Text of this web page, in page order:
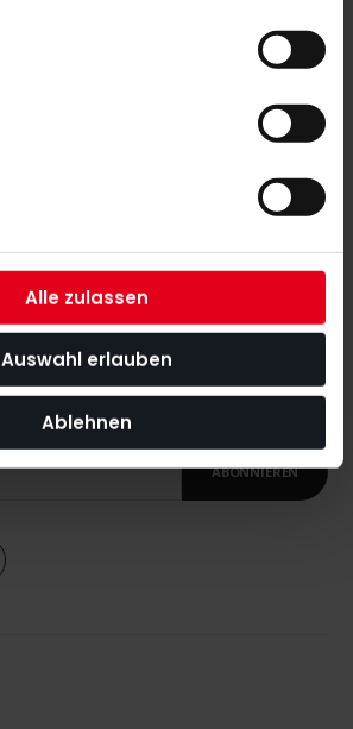
Alle zulassen
Auswahl erlauben
Ablehnen
OSAKA FURO PLAY ESTATE BLUE HOCKEY SHOES 2025
seid ihr immer auf den neuesten Stand
rund um unseren Shop
ABONNIEREN